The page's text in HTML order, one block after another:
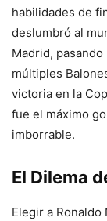
habilidades de
deslumbró al
Madrid,
múltiples
victoria en la
fue el máximo
imborrable.
El Dilema
Elegir a